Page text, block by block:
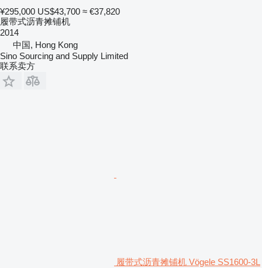
¥295,000 US$43,700 ≈ €37,820
履带式沥青摊铺机
2014
中国, Hong Kong
Sino Sourcing and Supply Limited
联系卖方
履带式沥青摊铺机 Vögele SS1600-3L